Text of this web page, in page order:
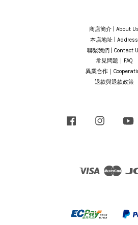
商店簡介 | About Us
本店地址 | Address
聯繫我們 | Contact
常見問題｜FAQ
異業合作｜
退款與退款政策
Facebook Instagram
Visa